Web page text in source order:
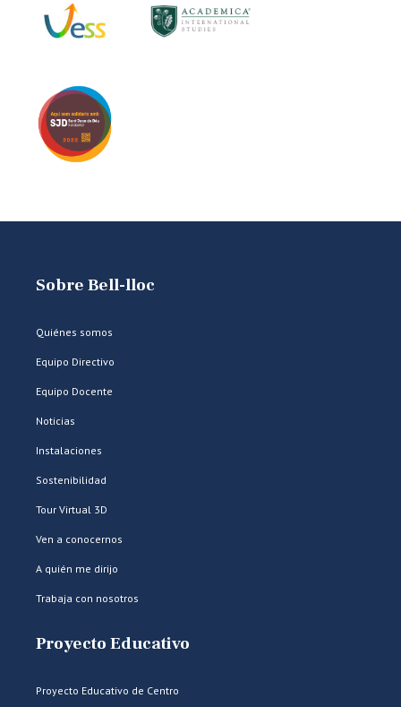
Sobre Bell-lloc
Quiénes somos
Equipo Directivo
Equipo Docente
Noticias
Instalaciones
Sostenibilidad
Tour Virtual 3D
Ven a conocernos
A quién me dirijo
Trabaja con nosotros
Proyecto Educativo
Proyecto Educativo de Centro